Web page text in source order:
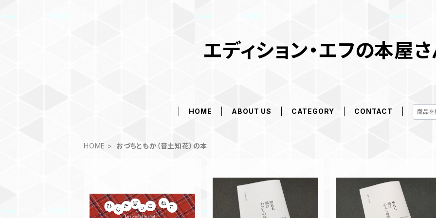
エディション・エフの本屋
HOME ABOUT US CATEGORY CONTACT
HOME おづちともか（音土知花）の本